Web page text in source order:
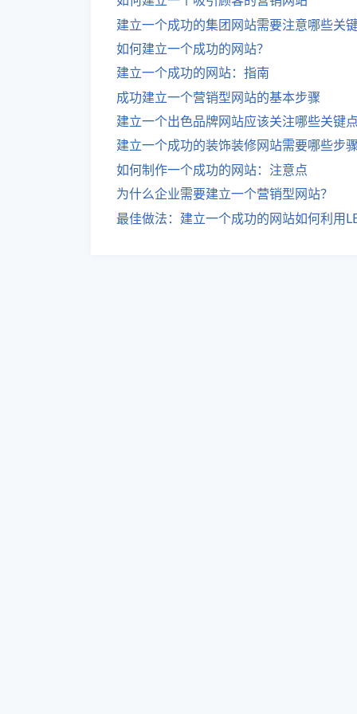
建立一个成功的集团网站需要注意哪些关
如何建立一个成功的网站？
建立一个成功的网站：指南
成功建立一个营销型网站的基本步骤
建立一个出色品牌网站应该关注哪些关键
建立一个成功的装饰装修网站需要哪些步
如何制作一个成功的网站：注意点
为什么企业需要建立一个营销型网站？
最佳做法：建立一个成功的网站如何利用